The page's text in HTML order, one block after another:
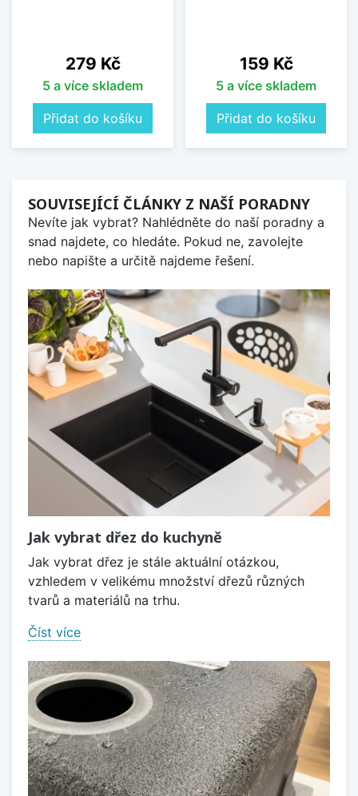
Cena
279 Kč
5 a více skladem
Přidat do košíku
Cena
159 Kč
5 a více skladem
Přidat do košíku
SOUVISEJÍCÍ ČLÁNKY Z NAŠÍ PORADNY
Nevíte jak vybrat? Nahlédněte do naší poradny a
snad najdete, co hledáte. Pokud ne, zavolejte
nebo napište a určitě najdeme řešení.
Jak vybrat dřez do kuchyně
Jak vybrat dřez je stále aktuální otázkou,
vzhledem v velikému množství dřezů různých
tvarů a materiálů na trhu.
Číst více